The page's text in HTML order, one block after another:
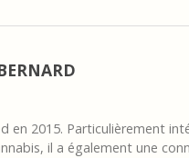
en 2015. Particulièrement
il a également une